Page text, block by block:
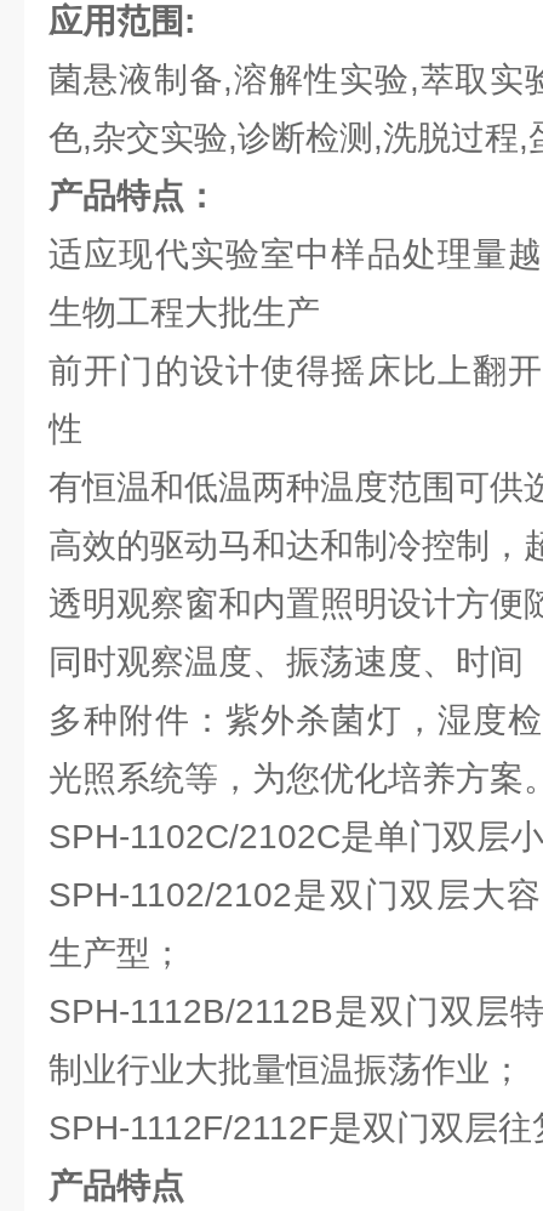
应用范围:
菌悬液制备,溶解性实验,萃取实
色,杂交实验,诊断检测,洗脱过程,
产品特点：
适应现代实验室中样品处理量
生物工程大批生产
前开门的设计使得摇床比上翻
性
有恒温和低温两种温度范围可供
高效的驱动马和达和制冷控制，
透明观察窗和内置照明设计方便
同时观察温度、振荡速度、时间
多种附件：紫外杀菌灯，湿度
光照系统等，为您优化培养方案
SPH-1102C/2102C是单门双层
SPH-1102/2102是双门双层大
生产型；
SPH-1112B/2112B是双门双层
制业行业大批量恒温振荡作业；
SPH-1112F/2112F是双门双层
产品特点